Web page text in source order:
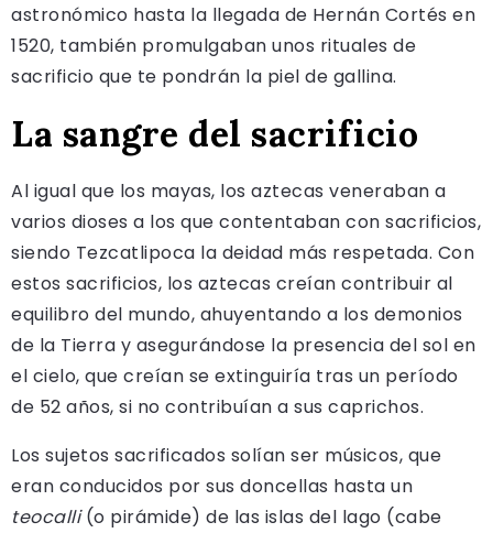
astronómico hasta la llegada de Hernán Cortés en
1520, también promulgaban unos rituales de
sacrificio que te pondrán la piel de gallina.
La sangre del sacrificio
Al igual que los mayas, los aztecas veneraban a
varios dioses a los que contentaban con sacrificios,
siendo Tezcatlipoca la deidad más respetada. Con
estos sacrificios, los aztecas creían contribuir al
equilibro del mundo, ahuyentando a los demonios
de la Tierra y asegurándose la presencia del sol en
el cielo, que creían se extinguiría tras un período
de 52 años, si no contribuían a sus caprichos.
Los sujetos sacrificados solían ser músicos, que
eran conducidos por sus doncellas hasta un
teocalli(o pirámide) de las islas del lago (cabe